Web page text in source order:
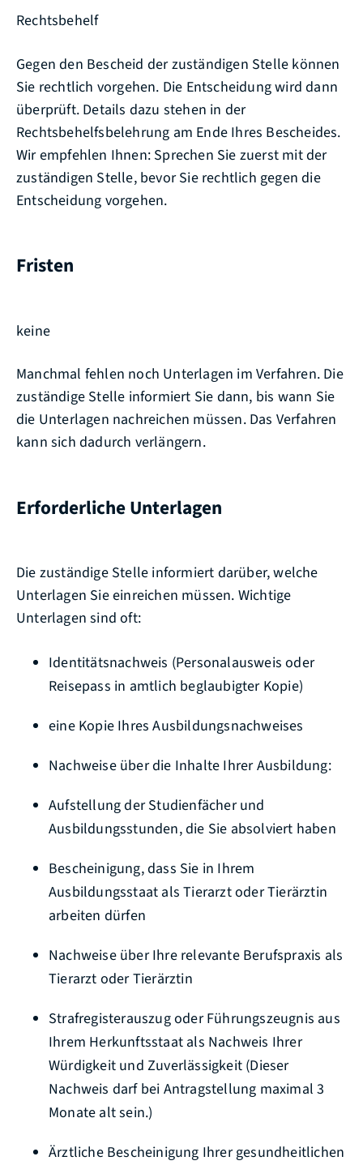
Rechtsbehelf
Gegen den Bescheid der zuständigen Stelle können
Sie rechtlich vorgehen. Die Entscheidung wird dann
überprüft. Details dazu stehen in der
Rechtsbehelfsbelehrung am Ende Ihres Bescheides.
Wir empfehlen Ihnen: Sprechen Sie zuerst mit der
zuständigen Stelle, bevor Sie rechtlich gegen die
Entscheidung vorgehen.
Fristen
keine
Manchmal fehlen noch Unterlagen im Verfahren. Die
zuständige Stelle informiert Sie dann, bis wann Sie
die Unterlagen nachreichen müssen. Das Verfahren
kann sich dadurch verlängern.
Erforderliche Unterlagen
Die zuständige Stelle informiert darüber, welche
Unterlagen Sie einreichen müssen. Wichtige
Unterlagen sind oft:
Identitätsnachweis (Personalausweis oder
Reisepass in amtlich beglaubigter Kopie)
eine Kopie Ihres Ausbildungsnachweises
Nachweise über die Inhalte Ihrer Ausbildung:
Aufstellung der Studienfächer und
Ausbildungsstunden, die Sie absolviert haben
Bescheinigung, dass Sie in Ihrem
Ausbildungsstaat als Tierarzt oder Tierärztin
arbeiten dürfen
Nachweise über Ihre relevante Berufspraxis als
Tierarzt oder Tierärztin
Strafregisterauszug oder Führungszeugnis aus
Ihrem Herkunftsstaat als Nachweis Ihrer
Würdigkeit und Zuverlässigkeit (Dieser
Nachweis darf bei Antragstellung maximal 3
Monate alt sein.)
Ärztliche Bescheinigung Ihrer gesundheitlichen